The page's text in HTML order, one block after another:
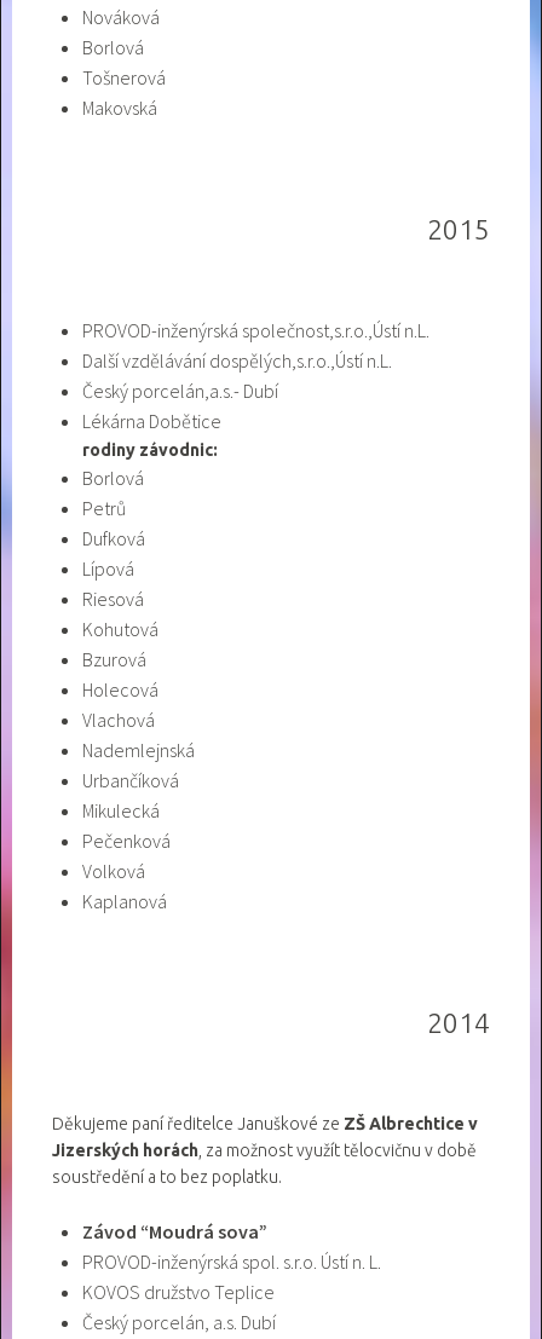
Nováková
Borlová
Tošnerová
Makovská
2015
PROVOD-inženýrská společnost,s.r.o.,Ústí n.L.
Další vzdělávání dospělých,s.r.o.,Ústí n.L.
Český porcelán,a.s.- Dubí
Lékárna Dobětice
rodiny závodnic:
Borlová
Petrů
Dufková
Lípová
Riesová
Kohutová
Bzurová
Holecová
Vlachová
Nademlejnská
Urbančíková
Mikulecká
Pečenková
Volková
Kaplanová
2014
Děkujeme paní ředitelce Januškové ze ZŠ Albrechtice v
Jizerských horách, za možnost využít tělocvičnu v době
soustředění a to bez poplatku.
Závod “Moudrá sova”
PROVOD-inženýrská spol. s.r.o. Ústí n. L.
KOVOS družstvo Teplice
Český porcelán, a.s. Dubí